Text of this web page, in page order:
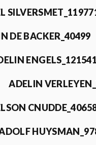
DE BACKER_40499
ENGELS_121541
ADELIN